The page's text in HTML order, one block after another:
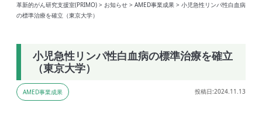
革新的がん研究支援室(PRIMO) > お知らせ > AMED事業成果 > 小児急性リンパ性白血病
の標準治療を確立（東京大学）
小児急性リンパ性白血病の標準治療を確立
（東京大学）
AMED事業成果 投稿日:2024.11.13